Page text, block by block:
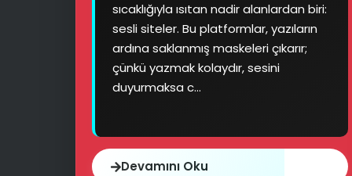
sıcaklığıyla ısıtan nadir alanlardan biri:
sesli siteler. Bu platformlar, yazıların
ardına saklanmış maskeleri çıkarır;
çünkü yazmak kolaydır, sesini
duyurmaksa c...
Devamını Oku